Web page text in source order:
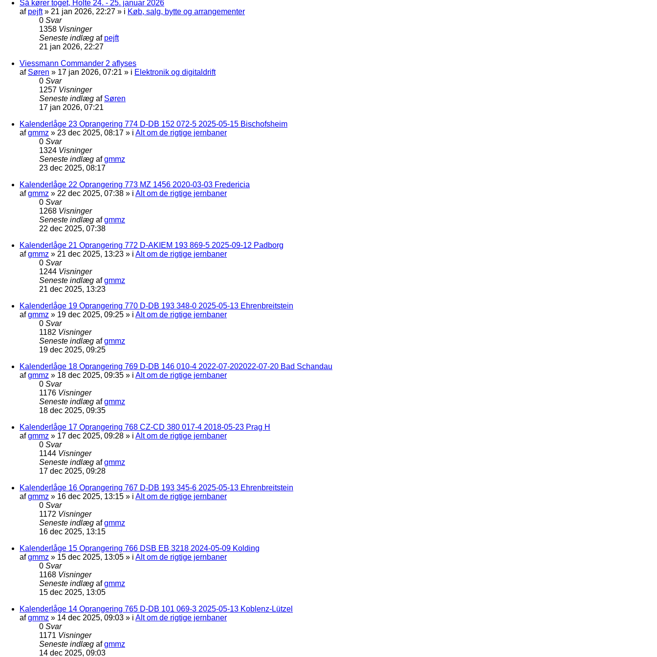
Så kører toget, Holte 24. - 25. januar 2026
af pejft» 21 jan 2026, 22:27 » i Køb, salg, bytte og arrangementer
0 Svar
1358 Visninger
Seneste indlæg af pejft
21 jan 2026, 22:27
Viessmann Commander 2 aflyses
af Søren » 17 jan 2026, 07:21 » i Elektronik og digitaldrift
0 Svar
1257 Visninger
Seneste indlæg af Søren
17 jan 2026, 07:21
Kalenderlåge 23 Oprangering 774 D-DB 152 072-5 2025-05-15 Bischofsheim
afgmmz » 23 dec 2025, 08:17 » i Alt om de rigtige jernbaner
0 Svar
1324 Visninger
Seneste indlæg afgmmz
23 dec 2025, 08:17
Kalenderlåge 22 Oprangering 773 MZ 1456 2020-03-03 Fredericia
afgmmz » 22 dec 2025, 07:38 » i Alt om de rigtige jernbaner
0 Svar
1268 Visninger
Seneste indlæg afgmmz
22 dec 2025, 07:38
Kalenderlåge 21 Oprangering 772 D-AKIEM 193 869-5 2025-09-12 Padborg
afgmmz » 21 dec 2025, 13:23 » i Alt om de rigtige jernbaner
0 Svar
1244 Visninger
Seneste indlæg afgmmz
21 dec 2025, 13:23
Kalenderlåge 19 Oprangering 770 D-DB 193 348-0 2025-05-13 Ehrenbreitstein
afgmmz » 19 dec 2025, 09:25 » i Alt om de rigtige jernbaner
0 Svar
1182 Visninger
Seneste indlæg afgmmz
19 dec 2025, 09:25
Kalenderlåge 18 Oprangering 769 D-DB 146 010-4 2022-07-202022-07-20 Bad Schandau
afgmmz » 18 dec 2025, 09:35 » i Alt om de rigtige jernbaner
0 Svar
1176 Visninger
Seneste indlæg afgmmz
18 dec 2025, 09:35
Kalenderlåge 17 Oprangering 768 CZ-CD 380 017-4 2018-05-23 Prag H
afgmmz » 17 dec 2025, 09:28 » i Alt om de rigtige jernbaner
0 Svar
1144 Visninger
Seneste indlæg afgmmz
17 dec 2025, 09:28
Kalenderlåge 16 Oprangering 767 D-DB 193 345-6 2025-05-13 Ehrenbreitstein
afgmmz » 16 dec 2025, 13:15 » i Alt om de rigtige jernbaner
0 Svar
1172 Visninger
Seneste indlæg afgmmz
16 dec 2025, 13:15
Kalenderlåge 15 Oprangering 766 DSB EB 3218 2024-05-09 Kolding
afgmmz » 15 dec 2025, 13:05 » i Alt om de rigtige jernbaner
0 Svar
1168 Visninger
Seneste indlæg afgmmz
15 dec 2025, 13:05
Kalenderlåge 14 Oprangering 765 D-DB 101 069-3 2025-05-13 Koblenz-Lützel
afgmmz » 14 dec 2025, 09:03 » i Alt om de rigtige jernbaner
0 Svar
1171 Visninger
Seneste indlæg afgmmz
14 dec 2025, 09:03